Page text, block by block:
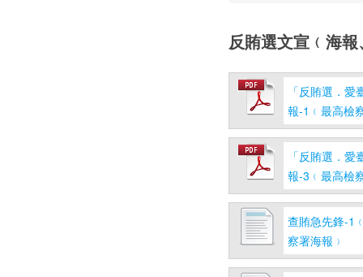
反賄選文宣﹙海
「反賄選．愛
報-1﹙最高檢
「反賄選．愛
報-3﹙最高檢
查賄急先鋒-
察署海報﹚